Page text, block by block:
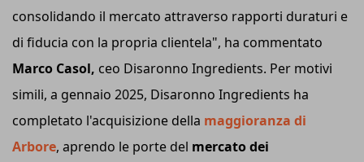
consolidando il mercato attraverso rapporti duraturi e
di fiducia con la propria clientela", ha commentato
Marco Casol, ceo Disaronno Ingredients. Per motivi
simili, a gennaio 2025, Disaronno Ingredients ha
completato l'acquisizione della maggioranza di
Arbore, aprendo le porte del mercato dei